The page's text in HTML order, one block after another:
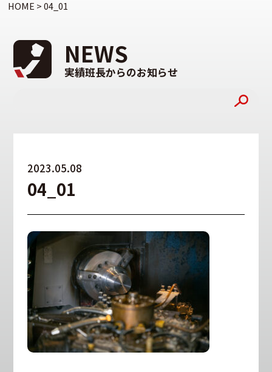
HOME >04_01
NEWS
実績班長からのお知らせ
2023.05.08
04_01